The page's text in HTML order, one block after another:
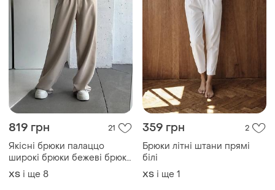
819 грн 21
Якісні брюки палаццо
широкі брюки бежеві брюки
палаццо білі брюки палаццо
ХS і ще 8
359 грн 2
Брюки літні штани прямі
білі
ХS і ще 1